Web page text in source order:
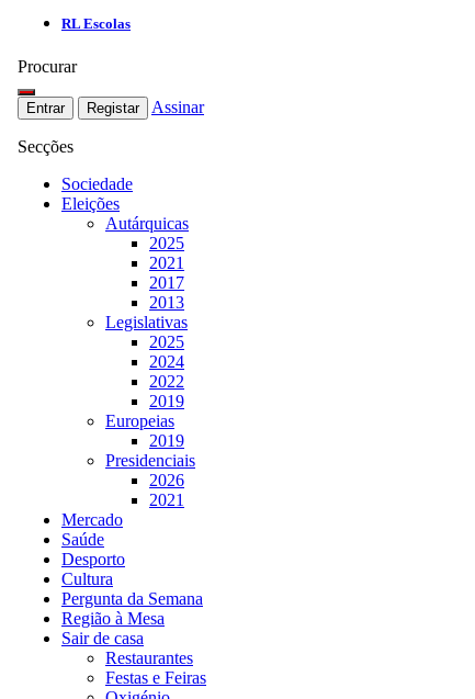
RL Escolas
Procurar
Entrar Registar Assinar
Secções
Sociedade
Eleições
Autárquicas
2025
2021
2017
2013
Legislativas
2025
2024
2022
2019
Europeias
2019
Presidenciais
2026
2021
Mercado
Saúde
Desporto
Cultura
Pergunta da Semana
Região à Mesa
Sair de casa
Restaurantes
Festas e Feiras